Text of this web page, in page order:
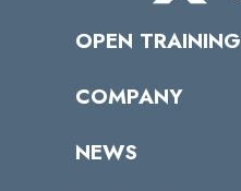
OPEN TRAINING
受講者の声
COMPANY
トップメッセージ
NEWS